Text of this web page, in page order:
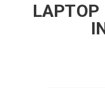
LAPTOP